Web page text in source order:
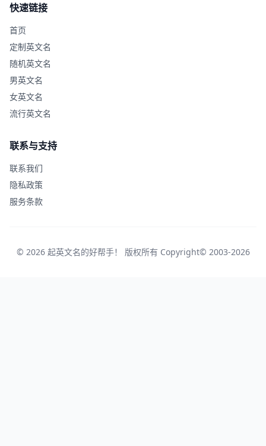
快速链接
首页
定制英文名
随机英文名
男英文名
女英文名
流行英文名
联系与支持
联系我们
隐私政策
服务条款
© 2026 起英文名的好帮手！ 版权所有 Copyright© 2003-2026